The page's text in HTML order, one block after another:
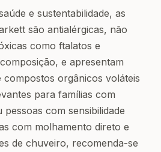
e sustentabilidade, as
são antialérgicas, não
como ftalatos e
e apresentam
compostos orgânicos voláteis
para famílias com
com sensibilidade
com molhamento direto e
de chuveiro, recomenda-se